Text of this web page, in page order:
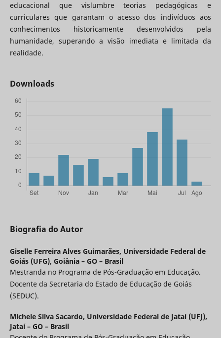
educacional que vislumbre teorias pedagógicas e
curriculares que garantam o acesso dos indivíduos aos
conhecimentos historicamente desenvolvidos pela
humanidade, superando a visão imediata e limitada da
realidade.
Downloads
Biografia do Autor
Giselle Ferreira Alves Guimarães, Universidade Federal de
Goiás (UFG), Goiânia – GO – Brasil
Mestranda no Programa de Pós-Graduação em Educação.
Docente da Secretaria do Estado de Educação de Goiás
(SEDUC).
Michele Silva Sacardo, Universidade Federal de Jataí (UFJ),
Jataí – GO – Brasil